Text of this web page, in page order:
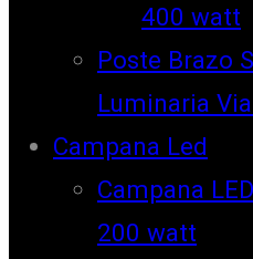
400 watt
Poste Brazo
Luminaria
Campana Led
Campana
200 watt